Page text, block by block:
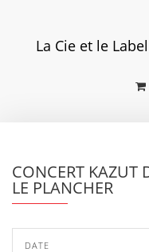
La Cie et le
CONCERT KAZUT
LE PLANCHER
DATE